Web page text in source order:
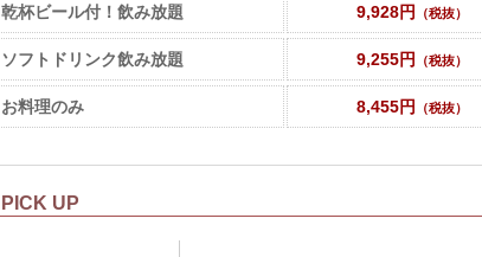
乾杯ビール付！飲み放題 9,928円 （税抜）
ソフトドリンク飲み放題 9,255円 （税抜）
お料理のみ 8,455円 （税抜）
PICK UP